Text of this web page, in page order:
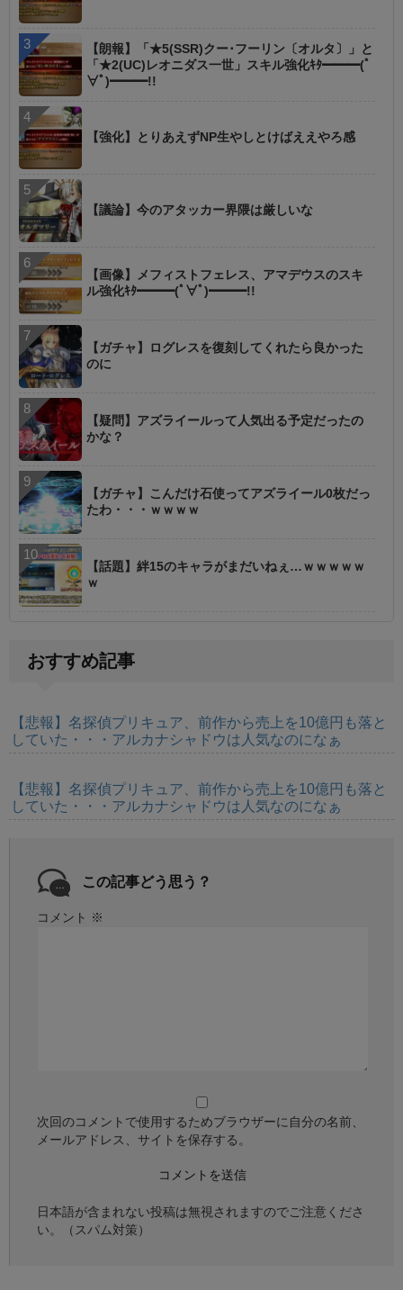
【朗報】「★5(SSR)クー･フーリン〔オルタ〕」と
「★2(UC)レオニダス一世」スキル強化ｷﾀ━━━(ﾟ
∀ﾟ)━━━!!
【強化】とりあえずNP生やしとけばええやろ感
【議論】今のアタッカー界隈は厳しいな
【画像】メフィストフェレス、アマデウスのスキ
ル強化ｷﾀ━━━(ﾟ∀ﾟ)━━━!!
【ガチャ】ログレスを復刻してくれたら良かった
のに
【疑問】アズライールって人気出る予定だったの
かな？
【ガチャ】こんだけ石使ってアズライール0枚だっ
たわ・・・ｗｗｗｗ
【話題】絆15のキャラがまだいねぇ…ｗｗｗｗｗ
ｗ
おすすめ記事
【悲報】名探偵プリキュア、前作から売上を10億円も落と
していた・・・アルカナシャドウは人気なのになぁ
【悲報】名探偵プリキュア、前作から売上を10億円も落と
していた・・・アルカナシャドウは人気なのになぁ
この記事どう思う？
コメント ※
次回のコメントで使用するためブラウザーに自分の名前、
メールアドレス、サイトを保存する。
日本語が含まれない投稿は無視されますのでご注意くださ
い。（スパム対策）